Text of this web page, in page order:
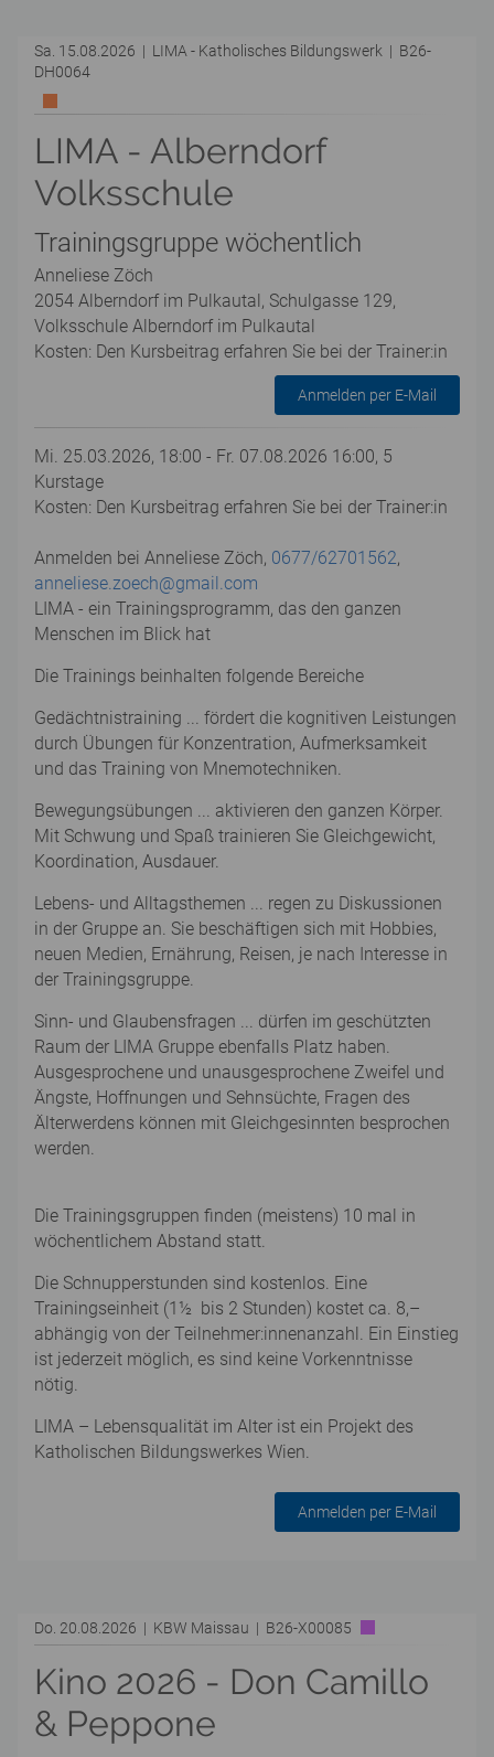
Sa. 15.08.2026 | LIMA - Katholisches Bildungswerk | B26-
DH0064
LIMA - Alberndorf
Volksschule
Trainingsgruppe wöchentlich
Anneliese Zöch
2054 Alberndorf im Pulkautal, Schulgasse 129,
Volksschule Alberndorf im Pulkautal
Kosten: Den Kursbeitrag erfahren Sie bei der Trainer:in
Anmelden per E-Mail
Mi. 25.03.2026, 18:00 - Fr. 07.08.2026 16:00, 5
Kurstage
Kosten: Den Kursbeitrag erfahren Sie bei der Trainer:in
Anmelden bei Anneliese Zöch, 0677/62701562,
anneliese.zoech@gmail.com
LIMA - ein Trainingsprogramm, das den ganzen
Menschen im Blick hat
Die Trainings beinhalten folgende Bereiche
Gedächtnistraining ... fördert die kognitiven Leistungen
durch Übungen für Konzentration, Aufmerksamkeit
und das Training von Mnemotechniken.
Bewegungsübungen ... aktivieren den ganzen Körper.
Mit Schwung und Spaß trainieren Sie Gleichgewicht,
Koordination, Ausdauer.
Lebens- und Alltagsthemen ... regen zu Diskussionen
in der Gruppe an. Sie beschäftigen sich mit Hobbies,
neuen Medien, Ernährung, Reisen, je nach Interesse in
der Trainingsgruppe.
Sinn- und Glaubensfragen ... dürfen im geschützten
Raum der LIMA Gruppe ebenfalls Platz haben.
Ausgesprochene und unausgesprochene Zweifel und
Ängste, Hoffnungen und Sehnsüchte, Fragen des
Älterwerdens können mit Gleichgesinnten besprochen
werden.
Die Trainingsgruppen finden (meistens) 10 mal in
wöchentlichem Abstand statt.
Die Schnupperstunden sind kostenlos. Eine
Trainingseinheit (1½ bis 2 Stunden) kostet ca. 8,–
abhängig von der Teilnehmer:innenanzahl. Ein Einstieg
ist jederzeit möglich, es sind keine Vorkenntnisse
nötig.
LIMA – Lebensqualität im Alter ist ein Projekt des
Katholischen Bildungswerkes Wien.
Anmelden per E-Mail
Do. 20.08.2026 | KBW Maissau | B26-X00085
Kino 2026 - Don Camillo
& Peppone